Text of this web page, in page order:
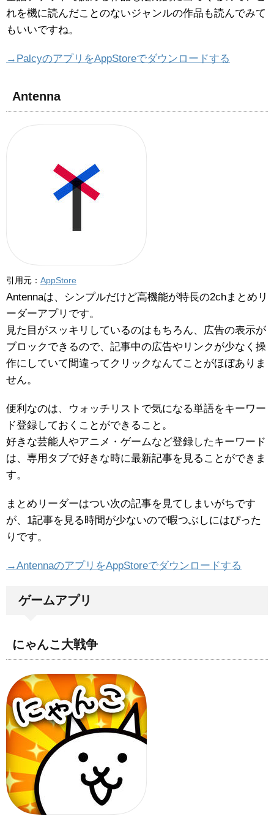
れを機に読んだことのないジャンルの作品も読んでみて
もいいですね。
→PalcyのアプリをAppStoreでダウンロードする
Antenna
引用元： AppStore
Antennaは、シンプルだけど高機能が特長の2chまとめリ
ーダーアプリです。
見た目がスッキリしているのはもちろん、広告の表示が
ブロックできるので、記事中の広告やリンクが少なく操
作にしていて間違ってクリックなんてことがほぼありま
せん。
便利なのは、ウォッチリストで気になる単語をキーワー
ド登録しておくことができること。
好きな芸能人やアニメ・ゲームなど登録したキーワード
は、専用タブで好きな時に最新記事を見ることができま
す。
まとめリーダーはつい次の記事を見てしまいがちです
が、1記事を見る時間が少ないので暇つぶしにはぴった
りです。
→AntennaのアプリをAppStoreでダウンロードする
ゲームアプリ
にゃんこ大戦争